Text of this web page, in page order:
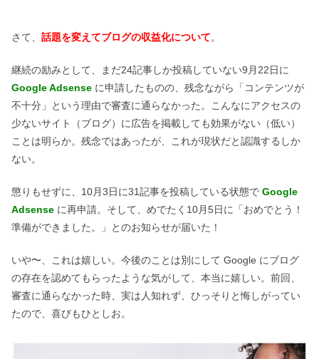
さて、 話題を変えてブログの収益化について。
継続の励みとして、まだ24記事しか投稿していない9月22日に
Google Adsense に申請したものの、残念ながら「コンテンツが
不十分」という理由で審査に通らなかった。こんなにアクセスの
少ないサイト（ブログ）に広告を掲載しても効果がない（低い）
ことは明らか。残念ではあったが、これが現状だと認識するしか
ない。
懲りもせずに、10月3日に31記事を投稿している状態で Google
Adsense に再申請。そして、めでたく10月5日に「おめでとう！
準備ができました。」とのお知らせが届いた！
いや〜、これは嬉しい。今後のことは別にして Google にブログ
の存在を認めてもらったような気がして、本当に嬉しい。前回、
審査に通らなかった時、実は人知れず、ひっそりと悔しがってい
たので、喜びもひとしお。